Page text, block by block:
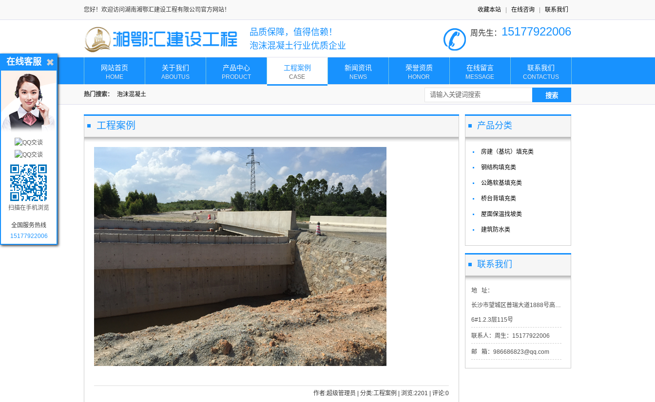
您好！欢迎访问湖南湘鄂汇建设工程有限公司官方网站！ 收藏本站 在线咨询 联系我们
品质保障，值得信赖！
泡沫混凝土行业优质企业
周先生： 15177922006
网站首页
HOME
关于我们
ABOUTUS
产品中心
PRODUCT
工程案例
CASE
新闻资讯
NEWS
荣誉资质
HONOR
在线留言
MESSAGE
联系我们
CONTACTUS
热门搜索： 泡沫混凝土
工程案例
作者:超级管理员 | 分类:工程案例 | 浏览:2201 | 评论:0
产品分类
房建（基坑）填充类
钢结构填充类
公路软基填充类
桥台背填充类
屋面保温找坡类
建筑防水类
联系我们
地 址：
长沙市望城区普瑞大道1888号高星物流园市场交易区二期2-
6#1.2.3层115号
联系人：周生：15177922006
邮 箱：986686823@qq.com
在线客服
扫描在手机浏览
全国服务热线
15177922006